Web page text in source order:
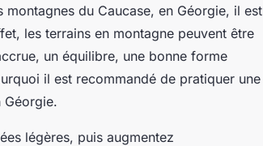
du Caucase, en Géorgie, il est
les terrains en montagne peuvent être
un équilibre, une bonne forme
il est recommandé de pratiquer une
Géorgie.
légères, puis augmentez